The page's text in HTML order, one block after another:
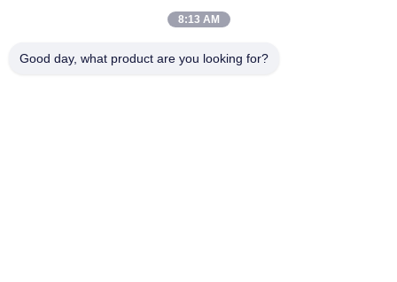
Kleed van geordende kanten Kleed van geordende kanten voor
8:13 AM
Good day, what product are you looking for?